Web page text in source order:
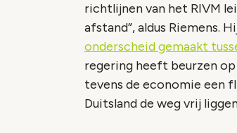
richtlijnen van het RIVM
afstand”, aldus Riemens.
onderscheid gemaakt
regering heeft beurzen
tevens de economie een
Duitsland de weg vrij